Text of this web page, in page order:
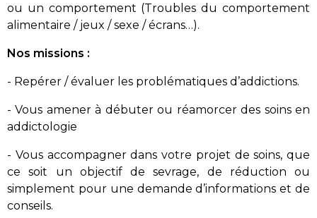
ou un comportement (Troubles du comportement
alimentaire / jeux / sexe / écrans…).
Nos missions :
- Repérer / évaluer les problématiques d’addictions.
- Vous amener à débuter ou réamorcer des soins en
addictologie
- Vous accompagner dans votre projet de soins, que
ce soit un objectif de sevrage, de réduction ou
simplement pour une demande d’informations et de
conseils.